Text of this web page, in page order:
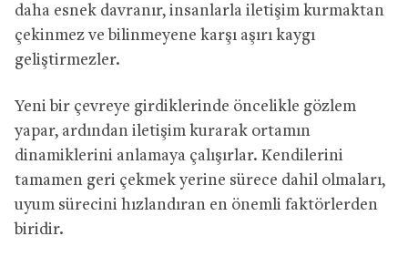
daha esnek davranır, insanlarla iletişim kurmaktan
çekinmez ve bilinmeyene karşı aşırı kaygı
geliştirmezler.
Yeni bir çevreye girdiklerinde öncelikle gözlem
yapar, ardından iletişim kurarak ortamın
dinamiklerini anlamaya çalışırlar. Kendilerini
tamamen geri çekmek yerine sürece dahil olmaları,
uyum sürecini hızlandıran en önemli faktörlerden
biridir.